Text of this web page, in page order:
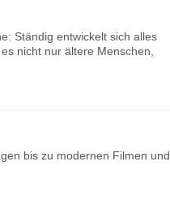
Ständig entwickelt sich alles
nicht nur ältere Menschen,
bis zu modernen Filmen und